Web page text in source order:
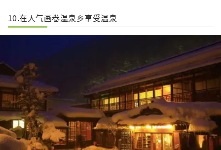
10.在人气画卷温泉乡享受温泉